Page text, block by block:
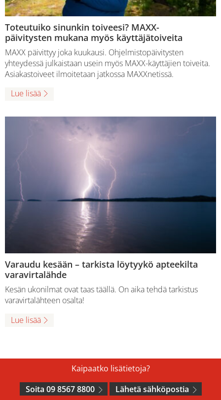
Toteutuiko sinunkin toiveesi? MAXX-
päivitysten mukana myös käyttäjätoiveita
MAXX päivittyy joka kuukausi. Ohjelmistopäivitysten
yhteydessä julkaistaan usein myös MAXX-käyttäjien toiveita.
Asiakastoiveet ilmoitetaan jatkossa MAXXnetissä.
Lue lisää
Varaudu kesään – tarkista löytyykö apteekilta
varavirtalähde
Kesän ukonilmat ovat taas täällä. On aika tehdä tarkistus
varavirtalähteen osalta!
Lue lisää
Kaipaatko lisätietoja?
Soita 09 8567 8800
Lähetä sähköpostia